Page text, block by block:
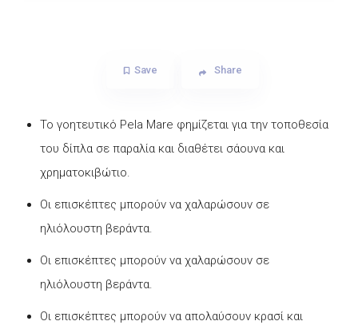
Save Share
Το γοητευτικό Pela Mare φημίζεται για την τοποθεσία
του δίπλα σε παραλία και διαθέτει σάουνα και
χρηματοκιβώτιο.
Οι επισκέπτες μπορούν να χαλαρώσουν σε
ηλιόλουστη βεράντα.
Οι επισκέπτες μπορούν να χαλαρώσουν σε
ηλιόλουστη βεράντα.
Οι επισκέπτες μπορούν να απολαύσουν κρασί και